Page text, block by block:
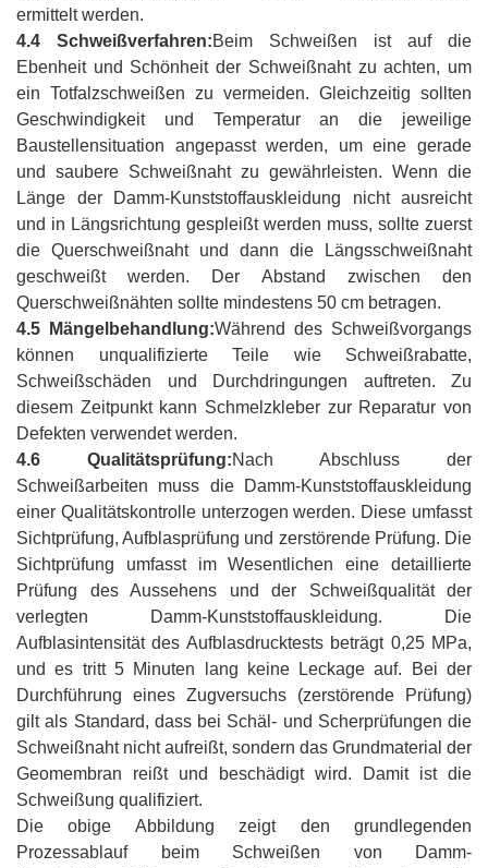
ermittelt werden.
4.4 Schweißverfahren:Beim Schweißen ist auf die
Ebenheit und Schönheit der Schweißnaht zu achten, um
ein Totfalzschweißen zu vermeiden. Gleichzeitig sollten
Geschwindigkeit und Temperatur an die jeweilige
Baustellensituation angepasst werden, um eine gerade
und saubere Schweißnaht zu gewährleisten. Wenn die
Länge der Damm-Kunststoffauskleidung nicht ausreicht
und in Längsrichtung gespleißt werden muss, sollte zuerst
die Querschweißnaht und dann die Längsschweißnaht
geschweißt werden. Der Abstand zwischen den
Querschweißnähten sollte mindestens 50 cm betragen.
4.5 Mängelbehandlung:Während des Schweißvorgangs
können unqualifizierte Teile wie Schweißrabatte,
Schweißschäden und Durchdringungen auftreten. Zu
diesem Zeitpunkt kann Schmelzkleber zur Reparatur von
Defekten verwendet werden.
4.6 Qualitätsprüfung:Nach Abschluss der
Schweißarbeiten muss die Damm-Kunststoffauskleidung
einer Qualitätskontrolle unterzogen werden. Diese umfasst
Sichtprüfung, Aufblasprüfung und zerstörende Prüfung. Die
Sichtprüfung umfasst im Wesentlichen eine detaillierte
Prüfung des Aussehens und der Schweißqualität der
verlegten Damm-Kunststoffauskleidung. Die
Aufblasintensität des Aufblasdrucktests beträgt 0,25 MPa,
und es tritt 5 Minuten lang keine Leckage auf. Bei der
Durchführung eines Zugversuchs (zerstörende Prüfung)
gilt als Standard, dass bei Schäl- und Scherprüfungen die
Schweißnaht nicht aufreißt, sondern das Grundmaterial der
Geomembran reißt und beschädigt wird. Damit ist die
Schweißung qualifiziert.
Die obige Abbildung zeigt den grundlegenden
Prozessablauf beim Schweißen von Damm-